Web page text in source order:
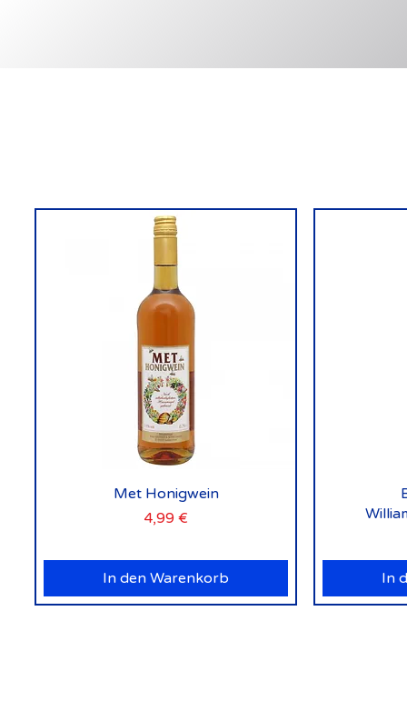
Schnellansicht
Met Honigwein
Preis
4,99 €
In den Warenkorb In